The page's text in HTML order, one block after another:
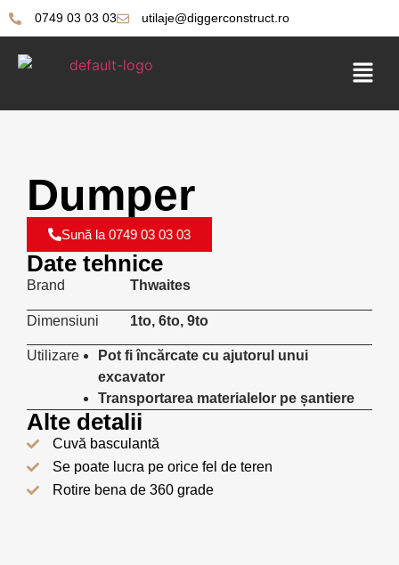
0749 03 03 03 utilaje@diggerconstruct.ro
Dumper
Sună la 0749 03 03 03
Date tehnice
Brand Thwaites
Dimensiuni 1to, 6to, 9to
Utilizare
Pot fi încărcate cu ajutorul unui
excavator
Transportarea materialelor pe șantiere
Alte detalii
Cuvă basculantă
Se poate lucra pe orice fel de teren
Rotire bena de 360 grade